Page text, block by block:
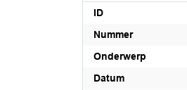
ID
Nummer
Onderwerp
Datum